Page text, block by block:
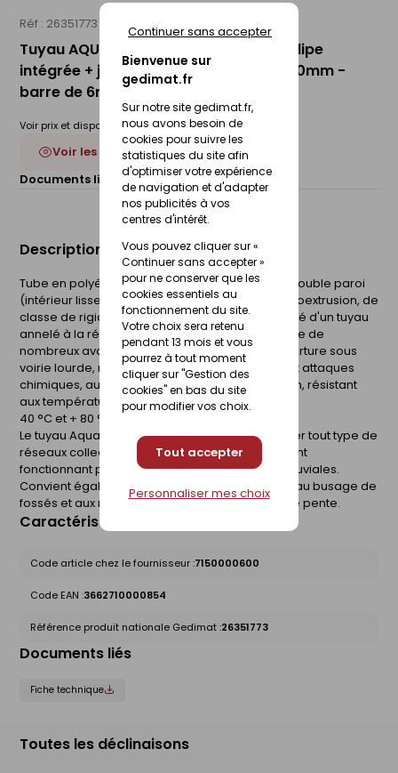
Bienvenue sur
gedimat.fr
Sur notre site gedimat.fr,
nous avons besoin de
cookies pour suivre les
statistiques du site afin
d'optimiser votre expérience
de navigation et d'adapter
nos publicités à vos
centres d'intérêt.
Vous pouvez cliquer sur «
Continuer sans accepter »
pour ne conserver que les
cookies essentiels au
fonctionnement du site.
Votre choix sera retenu
pendant 13 mois et vous
pourrez à tout moment
cliquer sur "Gestion des
cookies" en bas du site
pour modifier vos choix.
Tout accepter
Continuer sans accepter
Personnaliser mes choix
Réf : 26351773 HEGLER
Tuyau AQUATUB CR8 en PE-HD avec tulipe
intégrée + joint - diamètre nominal 500mm -
barre de 6m
Voir prix et disponibilité en magasin
Voir les 5 déclinaisons
Documents liés :
Fiche technique
Description du produit
Tube en polyéthylène haute densité (PE-HD) à double paroi
(intérieur lisse et extérieur annelé), réalisé par coextrusion, de
classe de rigidité SN 8. Il allie de ce fait la flexibilité d'un tuyau
annelé à la résistance d'un tuyau lisse. Il présente de
nombreux avantages : poids réduit, faible couverture sous
voirie lourde, résistance élevée à l'abrasion, aux attaques
chimiques, aux U.V, sécurité optimale d'utilisation, résistant
aux températures entre
40 °C et + 80 °C.
Le tuyau Aquatub de Hegler est destiné à équiper tout type de
réseaux collectifs ou individuels d'assainissement
fonctionnant par gravité : eaux usées ou eaux pluviales.
Convient également à l'assainissement routier, au busage de
fossés et aux réseaux nécessitant une très faible pente.
Caractéristiques du produit
Code article chez le fournisseur :7150000600
Code EAN :3662710000854
Référence produit nationale Gedimat :26351773
Documents liés
Fiche technique
Toutes les déclinaisons